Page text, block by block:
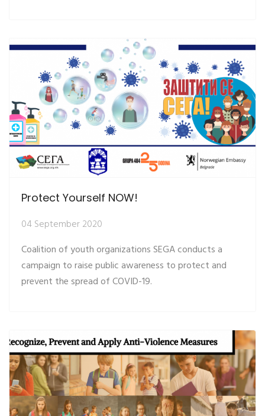
Protect Yourself NOW!
04 September 2020
Coalition of youth organizations SEGA conducts a
campaign to raise public awareness to protect and
prevent the spread of COVID-19.